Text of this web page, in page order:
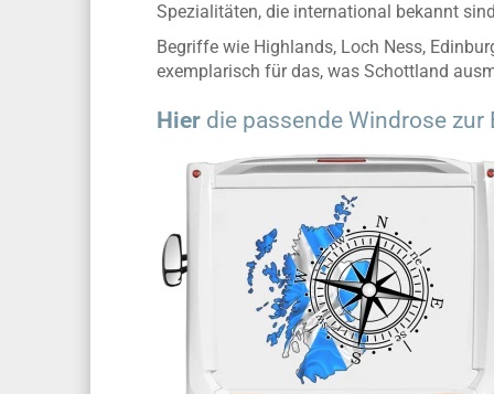
Spezialitäten, die international bekannt
Begriffe wie Highlands, Loch Ness,
exemplarisch für das, was Schottland
Hier die passende Windrose zur